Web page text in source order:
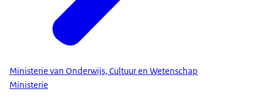
Ministerie van Onderwijs, Cultuur en Wetenschap
Ministerie